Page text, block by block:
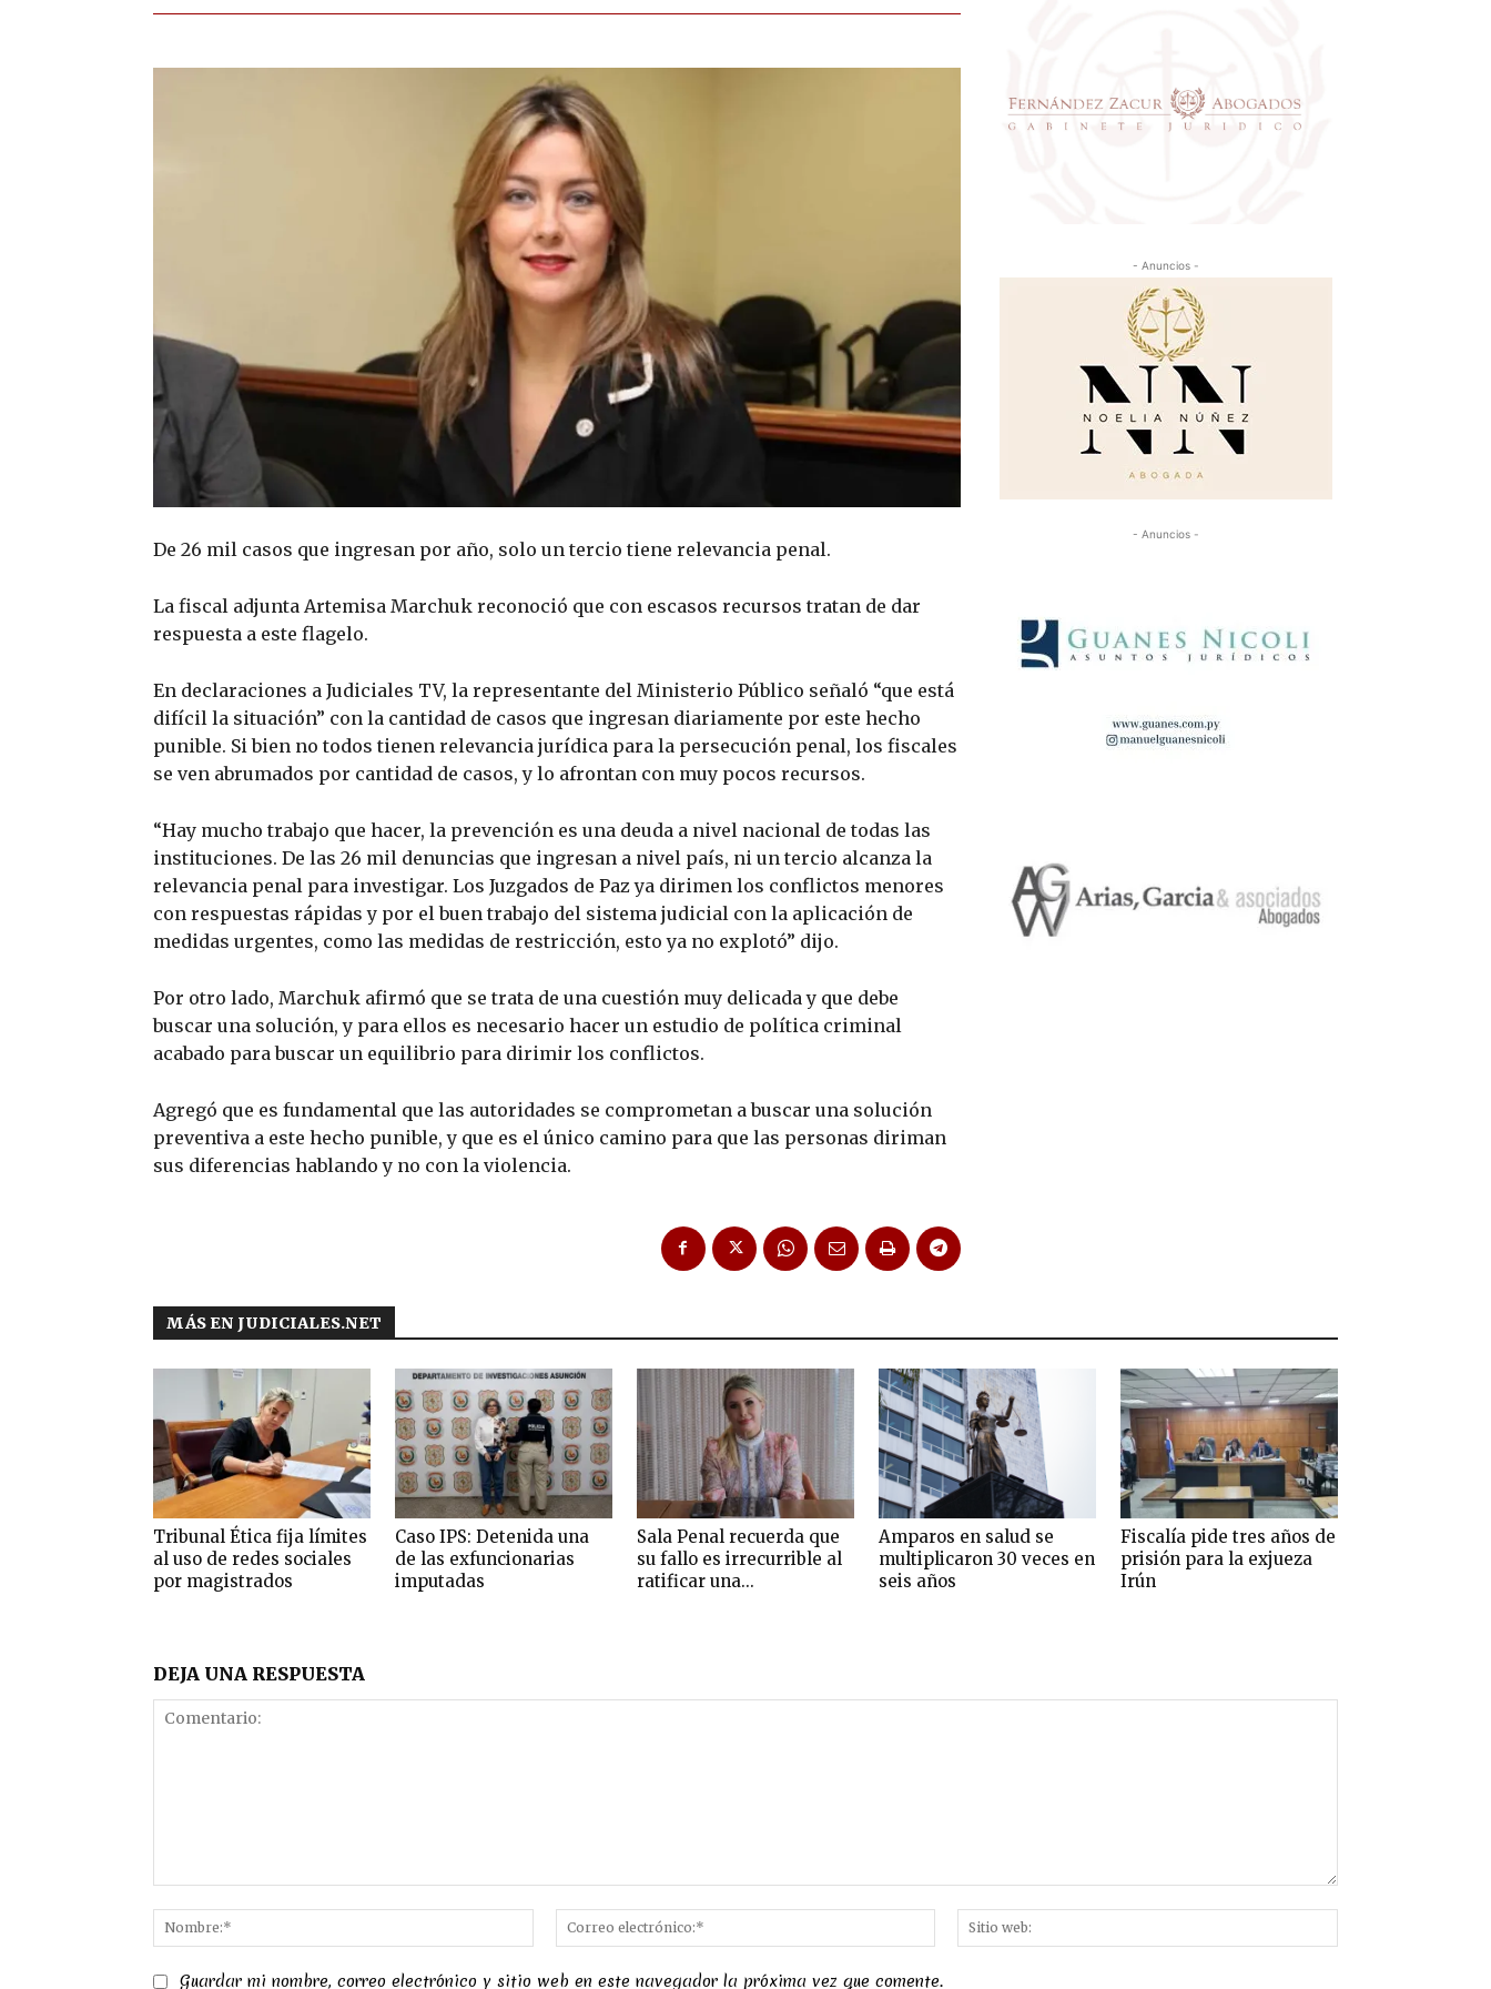
De 26 mil casos que ingresan por año, solo un tercio tiene relevancia penal.
La fiscal adjunta Artemisa Marchuk reconoció que con escasos recursos tratan de dar
respuesta a este flagelo.
En declaraciones a Judiciales TV, la representante del Ministerio Público señaló “que está
difícil la situación” con la cantidad de casos que ingresan diariamente por este hecho
punible. Si bien no todos tienen relevancia jurídica para la persecución penal, los fiscales
se ven abrumados por cantidad de casos, y lo afrontan con muy pocos recursos.
“Hay mucho trabajo que hacer, la prevención es una deuda a nivel nacional de todas las
instituciones. De las 26 mil denuncias que ingresan a nivel país, ni un tercio alcanza la
relevancia penal para investigar. Los Juzgados de Paz ya dirimen los conflictos menores
con respuestas rápidas y por el buen trabajo del sistema judicial con la aplicación de
medidas urgentes, como las medidas de restricción, esto ya no explotó” dijo.
Por otro lado, Marchuk afirmó que se trata de una cuestión muy delicada y que debe
buscar una solución, y para ellos es necesario hacer un estudio de política criminal
acabado para buscar un equilibrio para dirimir los conflictos.
Agregó que es fundamental que las autoridades se comprometan a buscar una solución
preventiva a este hecho punible, y que es el único camino para que las personas diriman
sus diferencias hablando y no con la violencia.
- Anuncios -
- Anuncios -
MÁS EN JUDICIALES.NET
Tribunal Ética fija límites
al uso de redes sociales
por magistrados
Caso IPS: Detenida una
de las exfuncionarias
imputadas
Sala Penal recuerda que
su fallo es irrecurrible al
ratificar una...
Amparos en salud se
multiplicaron 30 veces en
seis años
Fiscalía pide tres años de
prisión para la exjueza
Irún
DEJA UNA RESPUESTA
Nombre:*
Correo
electrónico:*
web:
Guardar mi nombre, correo electrónico y sitio web en este navegador la próxima vez que comente.